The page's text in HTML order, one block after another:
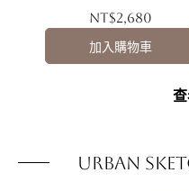
NT$2,680
加入購物車
Urban